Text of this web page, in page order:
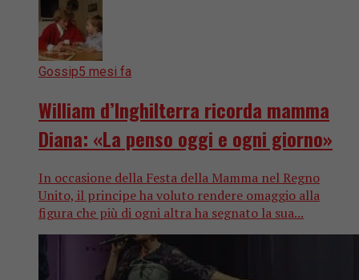
Gossip5 mesi fa
William d’Inghilterra ricorda mamma
Diana: «La penso oggi e ogni giorno»
In occasione della Festa della Mamma nel Regno
Unito, il principe ha voluto rendere omaggio alla
figura che più di ogni altra ha segnato la sua...